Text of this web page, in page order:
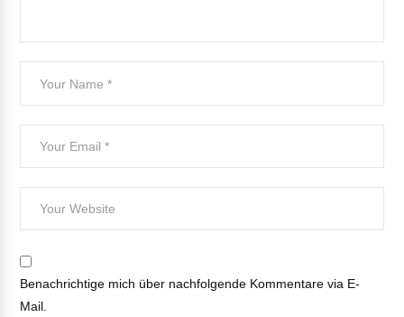
Benachrichtige mich über nachfolgende Kommentare via E-
Mail.